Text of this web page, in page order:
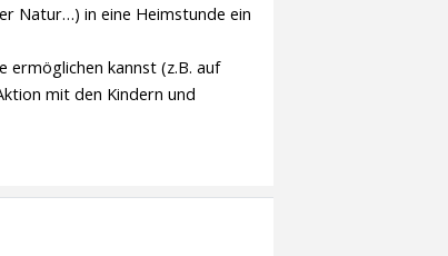
Natur…) in eine Heimstunde ein
ermöglichen kannst (z.B. auf
mit den Kindern und